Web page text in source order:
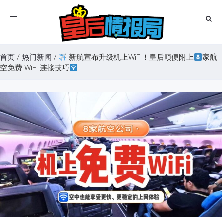
Toggle
首页 / 热门新闻 / 新航宣布升级机上WiFi！皇后顺便附上
家航
空免费 WiFi 连接技巧